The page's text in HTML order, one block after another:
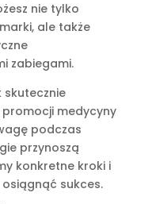
nie tylko
ale także
zabiegami.
skutecznie
medycyny
podczas
przynoszą
konkretne kroki i
sukces.